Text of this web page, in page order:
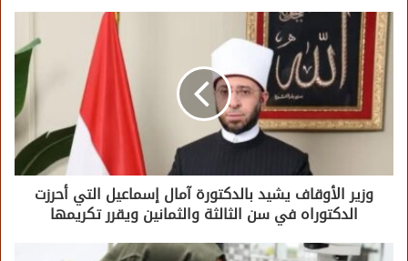
وزير الأوقاف يشيد بالدكتورة آمال إسماعيل التي أحرزت
الدكتوراه في سن الثالثة والثمانين ويقرر تكريمها